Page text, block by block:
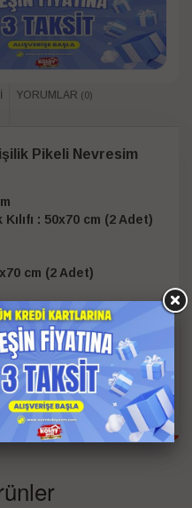
YORUMLAR (0)
Pikeli Nevresim
: 50x70 cm (2 Adet)
cm (2 Adet)
%100 Pamuk,